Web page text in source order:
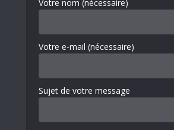
Votre nom (nécessaire)
Votre e-mail (nécessaire)
Sujet de votre message